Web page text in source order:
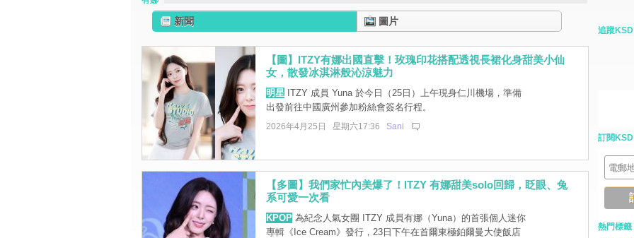
新聞 圖片
【圖】ITZY有娜出國直擊！玫瑰印花搭配透視長裙化身甜美小仙
女，散發冰淇淋般沁涼魅力
明星ITZY 成員 Yuna 於今日（25日）上午現身仁川機場，準備
出發前往中國廣州參加粉絲會簽名行程。
2026年4月25日 星期六17:36 Sani
【多圖】我們家忙內美爆了！ITZY 有娜甜美solo回歸，眨眼、兔
系可愛一次看
KPOP為紀念人氣女團 ITZY 成員有娜（Yuna）的首張個人迷你
專輯《Ice Cream》發行，23日下午在首爾東極鉑爾曼大使飯店
追蹤KSD
訂閱KSD
熱門標籤